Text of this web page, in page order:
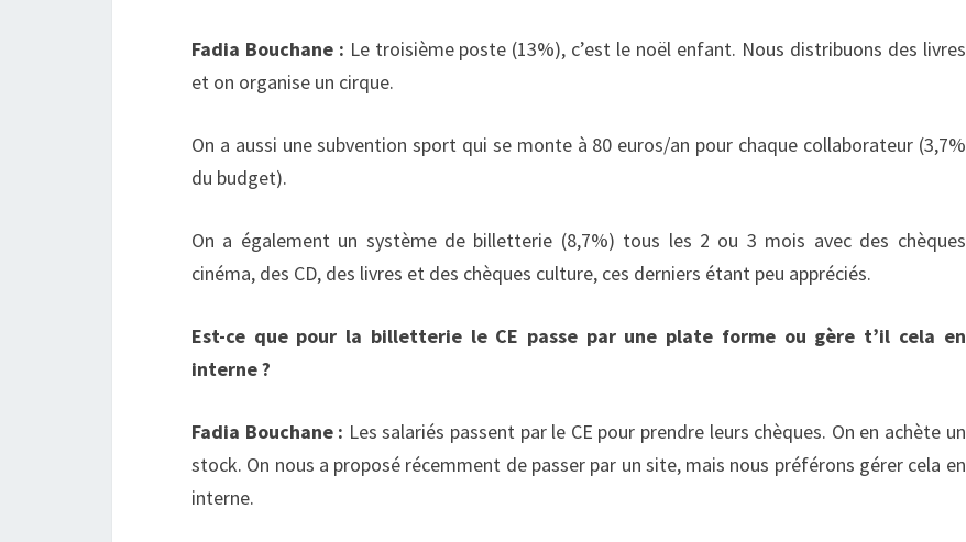
Fadia Bouchane : Le troisième poste (13%), c’est le noël enfant. Nous distribuons des livres
et on organise un cirque.
On a aussi une subvention sport qui se monte à 80 euros/an pour chaque collaborateur (3,7%
du budget).
On a également un système de billetterie (8,7%) tous les 2 ou 3 mois avec des chèques
cinéma, des CD, des livres et des chèques culture, ces derniers étant peu appréciés.
Est-ce que pour la billetterie le CE passe par une plate forme ou gère t’il cela en
interne ?
Fadia Bouchane : Les salariés passent par le CE pour prendre leurs chèques. On en achète un
stock. On nous a proposé récemment de passer par un site, mais nous préférons gérer cela en
interne.